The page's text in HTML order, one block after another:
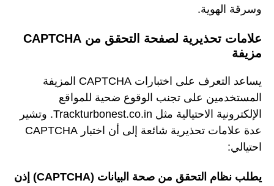
وسرقة الهوية.
علامات تحذيرية لصفحة التحقق من CAPTCHA
مزيفة
يساعد التعرف على اختبارات CAPTCHA المزيفة
المستخدمين على تجنب الوقوع ضحية للمواقع
الإلكترونية الاحتيالية مثل Trackturbonest.co.in. وتشير
عدة علامات تحذيرية شائعة إلى أن اختبار CAPTCHA
احتيالي:
يطلب نظام التحقق من صحة البيانات (CAPTCHA) إذن